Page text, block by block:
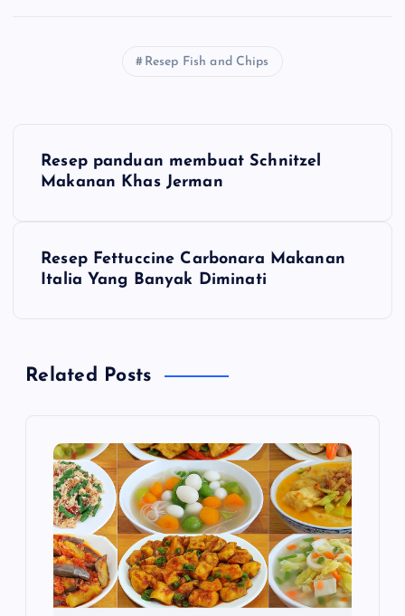
Resep Fish and Chips
N
a
Resep panduan membuat Schnitzel
Makanan Khas Jerman
Resep Fettuccine Carbonara Makanan
Italia Yang Banyak Diminati
Related Posts